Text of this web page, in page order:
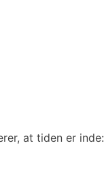
at tiden er inde: